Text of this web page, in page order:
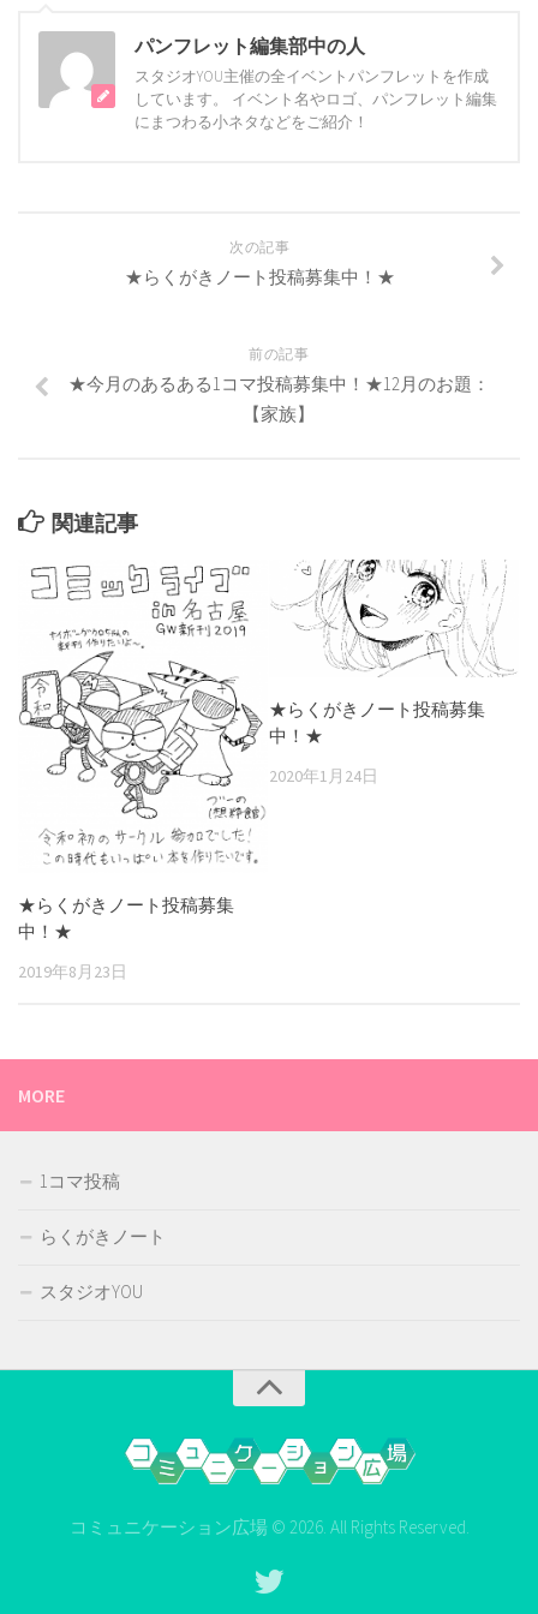
パンフレット編集部中の人
スタジオYOU主催の全イベントパンフレットを作成
しています。 イベント名やロゴ、パンフレット編集
にまつわる小ネタなどをご紹介！
次の記事
★らくがきノート投稿募集中！★
前の記事
★今月のあるある1コマ投稿募集中！★12月のお題：
【家族】
関連記事
★らくがきノート投稿募集
中！★
2019年8月23日
★らくがきノート投稿募集
中！★
2020年1月24日
MORE
1コマ投稿
らくがきノート
スタジオYOU
コミュニケーション広場 © 2026. All Rights Reserved.